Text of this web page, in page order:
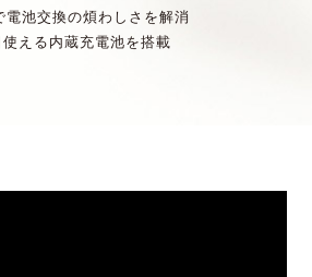
電池交換の煩わしさを解消
使える内蔵充電池を搭載